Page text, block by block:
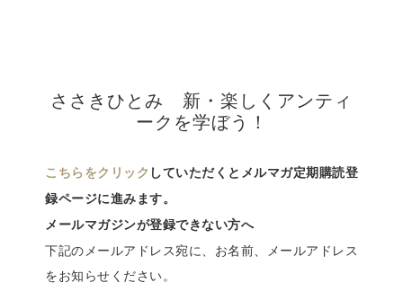
ささきひとみ 新・楽しくアンティ
ークを学ぼう！
こちらをクリック していただくとメルマガ定期購読登
録ページに進みます。
メールマガジンが登録できない方へ
下記のメールアドレス宛に、お名前、メールアドレス
をお知らせください。